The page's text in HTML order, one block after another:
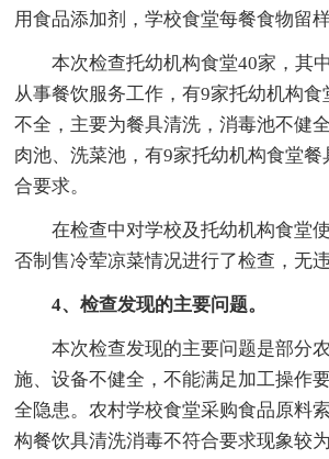
用食品添加剂，学校食堂每餐食物留
本次检查托幼机构食堂40家，其
从事餐饮服务工作，有9家托幼机构
不全，主要为餐具清洗，消毒池不健
肉池、洗菜池，有9家托幼机构食堂
合要求。
在检查中对学校及托幼机构食堂使
否制售冷荤凉菜情况进行了检查，无
4、检查发现的主要问题。
本次检查发现的主要问题是部分农
施、设备不健全，不能满足加工操作
全隐患。农村学校食堂采购食品原料
构餐饮具清洗消毒不符合要求现象较